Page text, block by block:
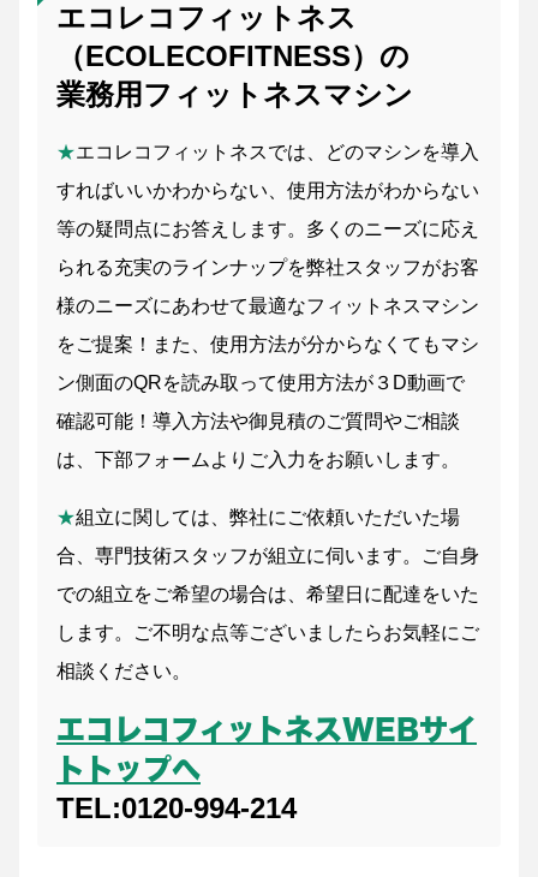
エコレコフィットネス
（ECOLECOFITNESS）の
業務用フィットネスマシン
★エコレコフィットネスでは、どのマシンを導入
すればいいかわからない、使用方法がわからない
等の疑問点にお答えします。多くのニーズに応え
られる充実のラインナップを弊社スタッフがお客
様のニーズにあわせて最適なフィットネスマシン
をご提案！また、使用方法が分からなくてもマシ
ン側面のQRを読み取って使用方法が３D動画で
確認可能！導入方法や御見積のご質問やご相談
は、下部フォームよりご入力をお願いします。
★組立に関しては、弊社にご依頼いただいた場
合、専門技術スタッフが組立に伺います。ご自身
での組立をご希望の場合は、希望日に配達をいた
します。ご不明な点等ございましたらお気軽にご
相談ください。
エコレコフィットネスWEBサイ
トトップへ
TEL:0120-994-214